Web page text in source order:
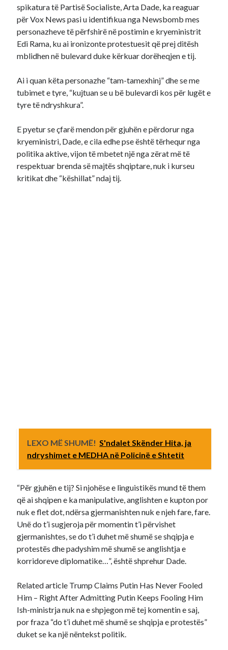
spikatura të Partisë Socialiste, Arta Dade, ka reaguar
për Vox News pasi u identifikua nga Newsbomb mes
personazheve të përfshirë në postimin e kryeministrit
Edi Rama, ku ai ironizonte protestuesit që prej ditësh
mblidhen në bulevard duke kërkuar dorëheqjen e tij.
Ai i quan këta personazhe “tam-tamexhinj” dhe se me
tubimet e tyre, “kujtuan se u bë bulevardi kos për lugët e
tyre të ndryshkura”.
E pyetur se çfarë mendon për gjuhën e përdorur nga
kryeministri, Dade, e cila edhe pse është tërhequr nga
politika aktive, vijon të mbetet një nga zërat më të
respektuar brenda së majtës shqiptare, nuk i kurseu
kritikat dhe “këshillat” ndaj tij.
LEXO MË SHUMË! S'ndalet Skënder Hita, ja
ndryshimet e MEDHA në Policinë e Shtetit
“Për gjuhën e tij? Si njohëse e linguistikës mund të them
që ai shqipen e ka manipulative, anglishten e kupton por
nuk e flet dot, ndërsa gjermanishten nuk e njeh fare, fare.
Unë do t’i sugjeroja për momentin t’i përvishet
gjermanishtes, se do t’i duhet më shumë se shqipja e
protestës dhe padyshim më shumë se anglishtja e
korridoreve diplomatike…”, është shprehur Dade.
Related article Trump Claims Putin Has Never Fooled
Him – Right After Admitting Putin Keeps Fooling Him
Ish-ministrja nuk na e shpjegon më tej komentin e saj,
por fraza “do t’i duhet më shumë se shqipja e protestës”
duket se ka një nëntekst politik.